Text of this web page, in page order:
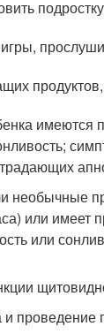
необычные
или имеет
или